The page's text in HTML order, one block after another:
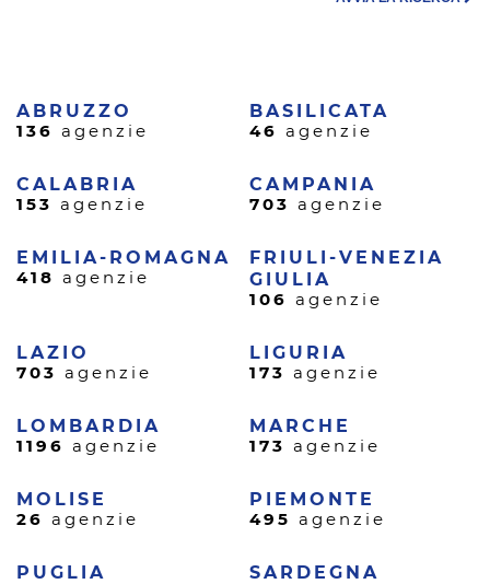
ABRUZZO
136 agenzie
BASILICATA
46 agenzie
CALABRIA
153 agenzie
CAMPANIA
703 agenzie
EMILIA-ROMAGNA
418 agenzie
FRIULI-VENEZIA
GIULIA
106 agenzie
LAZIO
703 agenzie
LIGURIA
173 agenzie
LOMBARDIA
1196 agenzie
MARCHE
173 agenzie
MOLISE
26 agenzie
PIEMONTE
495 agenzie
PUGLIA SARDEGNA